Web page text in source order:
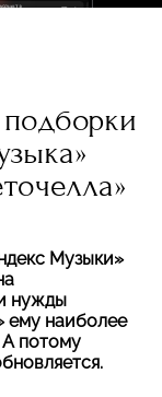
Музыки»
нужды
ему наиболее
А потому